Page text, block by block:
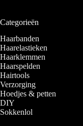
Categorieën
Haarbanden
Haarelastieken
Haarklemmen
Haarspelden
Hairtools
Verzorging
Hoedjes & petten
DIY
Sokkenlol